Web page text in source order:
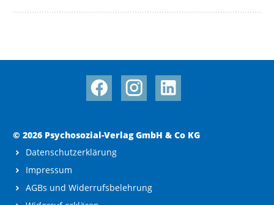
© 2026 Psychosozial-Verlag GmbH & Co KG
Datenschutzerklärung
Impressum
AGBs und Widerrufsbelehrung